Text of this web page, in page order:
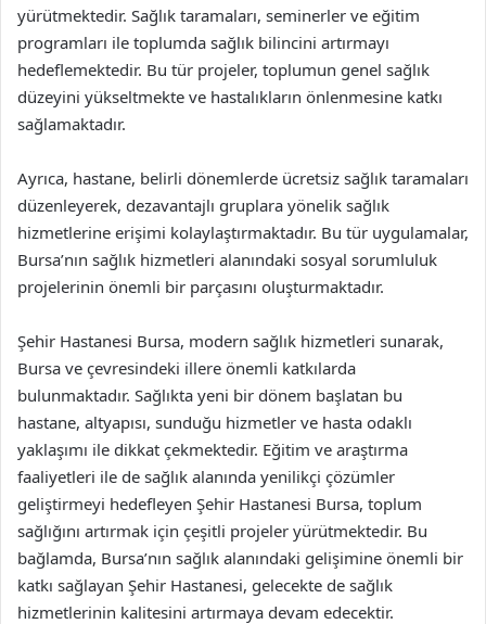
yürütmektedir. Sağlık taramaları, seminerler ve eğitim
programları ile toplumda sağlık bilincini artırmayı
hedeflemektedir. Bu tür projeler, toplumun genel sağlık
düzeyini yükseltmekte ve hastalıkların önlenmesine katkı
sağlamaktadır.
Ayrıca, hastane, belirli dönemlerde ücretsiz sağlık taramaları
düzenleyerek, dezavantajlı gruplara yönelik sağlık
hizmetlerine erişimi kolaylaştırmaktadır. Bu tür uygulamalar,
Bursa’nın sağlık hizmetleri alanındaki sosyal sorumluluk
projelerinin önemli bir parçasını oluşturmaktadır.
Şehir Hastanesi Bursa, modern sağlık hizmetleri sunarak,
Bursa ve çevresindeki illere önemli katkılarda
bulunmaktadır. Sağlıkta yeni bir dönem başlatan bu
hastane, altyapısı, sunduğu hizmetler ve hasta odaklı
yaklaşımı ile dikkat çekmektedir. Eğitim ve araştırma
faaliyetleri ile de sağlık alanında yenilikçi çözümler
geliştirmeyi hedefleyen Şehir Hastanesi Bursa, toplum
sağlığını artırmak için çeşitli projeler yürütmektedir. Bu
bağlamda, Bursa’nın sağlık alanındaki gelişimine önemli bir
katkı sağlayan Şehir Hastanesi, gelecekte de sağlık
hizmetlerinin kalitesini artırmaya devam edecektir.